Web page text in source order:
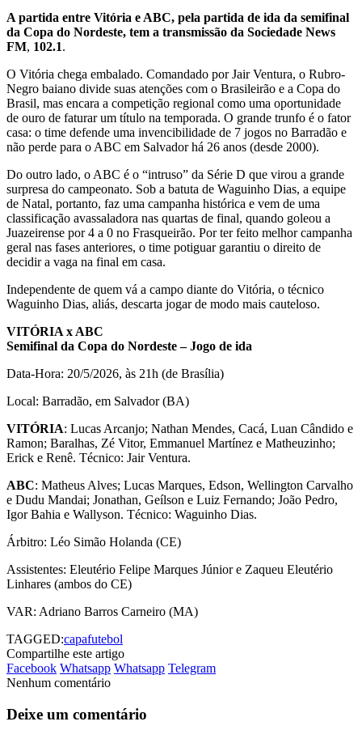
A partida entre Vitória e ABC, pela partida de ida da semifinal
da Copa do Nordeste, tem a transmissão da Sociedade News
FM, 102.1.
O Vitória chega embalado. Comandado por Jair Ventura, o Rubro-
Negro baiano divide suas atenções com o Brasileirão e a Copa do
Brasil, mas encara a competição regional como uma oportunidade
de ouro de faturar um título na temporada. O grande trunfo é o fator
casa: o time defende uma invencibilidade de 7 jogos no Barradão e
não perde para o ABC em Salvador há 26 anos (desde 2000).
Do outro lado, o ABC é o “intruso” da Série D que virou a grande
surpresa do campeonato. Sob a batuta de Waguinho Dias, a equipe
de Natal, portanto, faz uma campanha histórica e vem de uma
classificação avassaladora nas quartas de final, quando goleou a
Juazeirense por 4 a 0 no Frasqueirão. Por ter feito melhor campanha
geral nas fases anteriores, o time potiguar garantiu o direito de
decidir a vaga na final em casa.
Independente de quem vá a campo diante do Vitória, o técnico
Waguinho Dias, aliás, descarta jogar de modo mais cauteloso.
VITÓRIA x ABC
Semifinal da Copa do Nordeste – Jogo de ida
Data-Hora: 20/5/2026, às 21h (de Brasília)
Local: Barradão, em Salvador (BA)
VITÓRIA: Lucas Arcanjo; Nathan Mendes, Cacá, Luan Cândido e
Ramon; Baralhas, Zé Vitor, Emmanuel Martínez e Matheuzinho;
Erick e Renê. Técnico: Jair Ventura.
ABC: Matheus Alves; Lucas Marques, Edson, Wellington Carvalho
e Dudu Mandai; Jonathan, Geílson e Luiz Fernando; João Pedro,
Igor Bahia e Wallyson. Técnico: Waguinho Dias.
Árbitro: Léo Simão Holanda (CE)
Assistentes: Eleutério Felipe Marques Júnior e Zaqueu Eleutério
Linhares (ambos do CE)
VAR: Adriano Barros Carneiro (MA)
TAGGED:capafutebol
Compartilhe este artigo
Facebook Whatsapp Whatsapp Telegram
Nenhum comentário
Deixe um comentário